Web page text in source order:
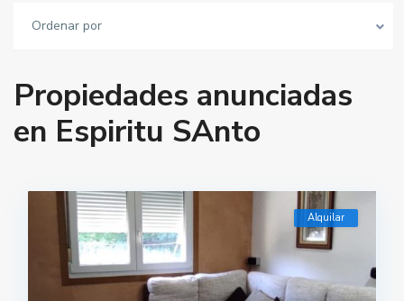
Ordenar por
Propiedades anunciadas
en Espiritu SAnto
Alquilar